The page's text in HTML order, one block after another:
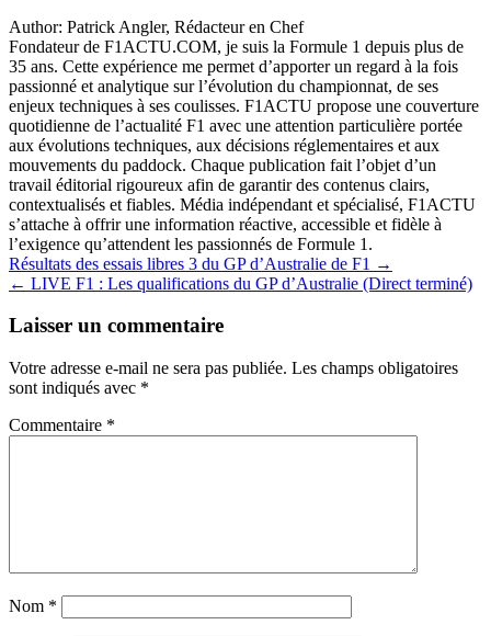
Author: Patrick Angler, Rédacteur en Chef
Fondateur de F1ACTU.COM, je suis la Formule 1 depuis plus de
35 ans. Cette expérience me permet d’apporter un regard à la fois
passionné et analytique sur l’évolution du championnat, de ses
enjeux techniques à ses coulisses. F1ACTU propose une couverture
quotidienne de l’actualité F1 avec une attention particulière portée
aux évolutions techniques, aux décisions réglementaires et aux
mouvements du paddock. Chaque publication fait l’objet d’un
travail éditorial rigoureux afin de garantir des contenus clairs,
contextualisés et fiables. Média indépendant et spécialisé, F1ACTU
s’attache à offrir une information réactive, accessible et fidèle à
l’exigence qu’attendent les passionnés de Formule 1.
Navigation
de
l’article
Résultats des essais libres 3 du GP d’Australie de F1 →
← LIVE F1 : Les qualifications du GP d’Australie (Direct terminé)
Laisser un commentaire
Votre adresse e-mail ne sera pas publiée. Les champs obligatoires
sont indiqués avec *
Commentaire *
Nom *